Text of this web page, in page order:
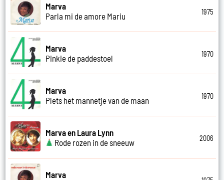
Marva
Parla mi de amore Mariu
1975
Marva
Pinkie de paddestoel
1970
Marva
Plets het mannetje van de maan
1970
Marva en Laura Lynn
Rode rozen in de sneeuw
2006
Marva